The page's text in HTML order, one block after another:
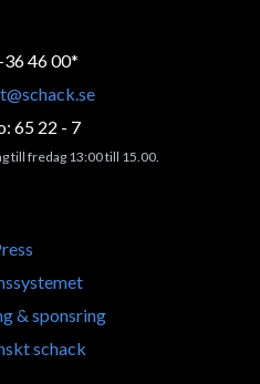
46 00*
65 22 - 7
till fredag 13:00 till 15.00.
& sponsring
schack